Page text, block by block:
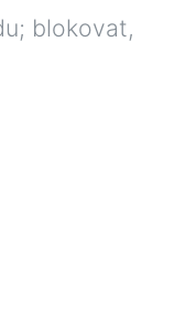
blokovat,